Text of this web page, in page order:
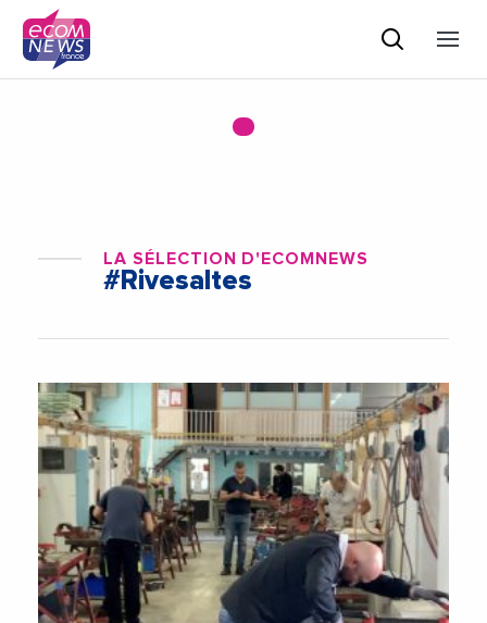
LA SÉLECTION D'ECOMNEWS
#Rivesaltes